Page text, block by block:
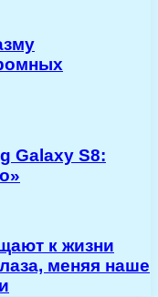
Galaxy S8:
к жизни
меняя наше